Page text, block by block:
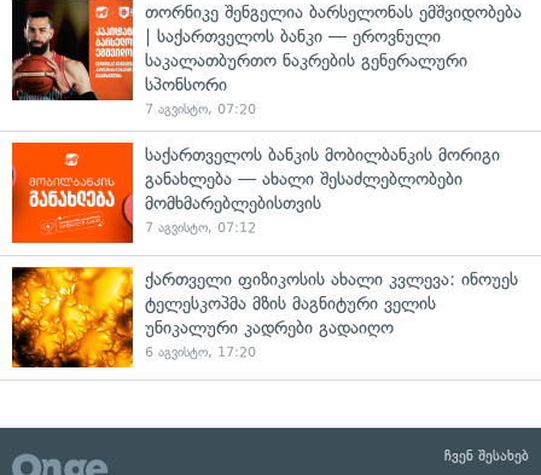
თორნიკე შენგელია ბარსელონას ემშვიდობება
| საქართველოს ბანკი — ეროვნული
საკალათბურთო ნაკრების გენერალური
სპონსორი
7 აგვისტო, 07:20
საქართველოს ბანკის მობილბანკის მორიგი
განახლება — ახალი შესაძლებლობები
მომხმარებლებისთვის
7 აგვისტო, 07:12
ქართველი ფიზიკოსის ახალი კვლევა: ინოუეს
ტელესკოპმა მზის მაგნიტური ველის
უნიკალური კადრები გადაიღო
6 აგვისტო, 17:20
ჩვენ შესახებ